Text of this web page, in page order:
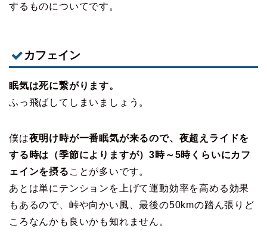
するものについてです。
カフェイン
眠気は死に繋がります。
ふっ飛ばしてしまいましょう。
僕は夜明け時が一番眠気が来るので、夜超えライドを
する時は（季節によりますが）3時～5時くらいにカフ
ェインを摂る ことが多いです。
あとは単にテンションを上げて運動効率を高める効果
もあるので、峠や向かい風、最後の50kmの踏ん張りど
ころなんかも良いかも知れません。